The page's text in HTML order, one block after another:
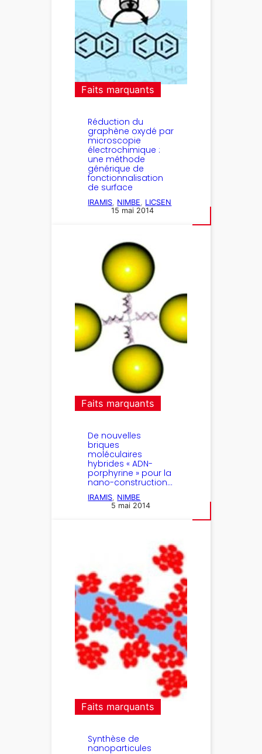
Faits marquants
Réduction du
graphène oxydé par
microscopie
électrochimique :
une méthode
générique de
fonctionnalisation
de surface
IRAMIS NIMBE
LICSEN
15 mai 2014
Faits marquants
De nouvelles
briques
moléculaires
hybrides « ADN-
porphyrine » pour la
nano-construction…
IRAMIS, NIMBE
5 mai 2014
Faits marquants
Synthèse de
nanoparticules